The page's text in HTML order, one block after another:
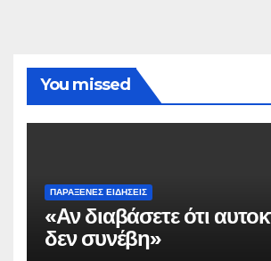
You missed
ΠΑΡΆΞΕΝΕΣ ΕΙΔΉΣΕΙΣ
«Αν διαβάσετε ότι
δεν συνέβη»